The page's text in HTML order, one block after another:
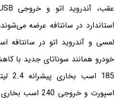
لمسی و آندروید اتو در سانتافه
خودرو همانند سوناتای جدید با